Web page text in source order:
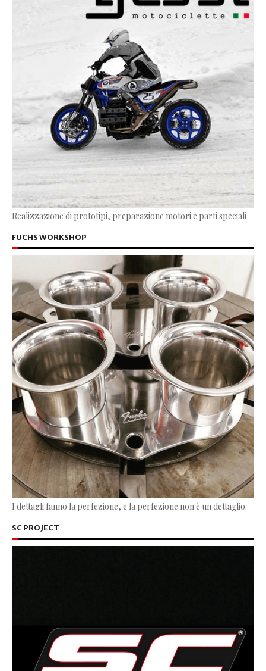
Realizzazione di prototipi, preparazione motori e parti speciali
FUCHS WORKSHOP
I dettagli fanno la perfezione, e la perfezione non è un dettaglio.
SC PROJECT